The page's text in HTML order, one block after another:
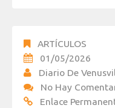
ARTÍCULOS
01/05/2026
Diario De
No Hay
Enlace